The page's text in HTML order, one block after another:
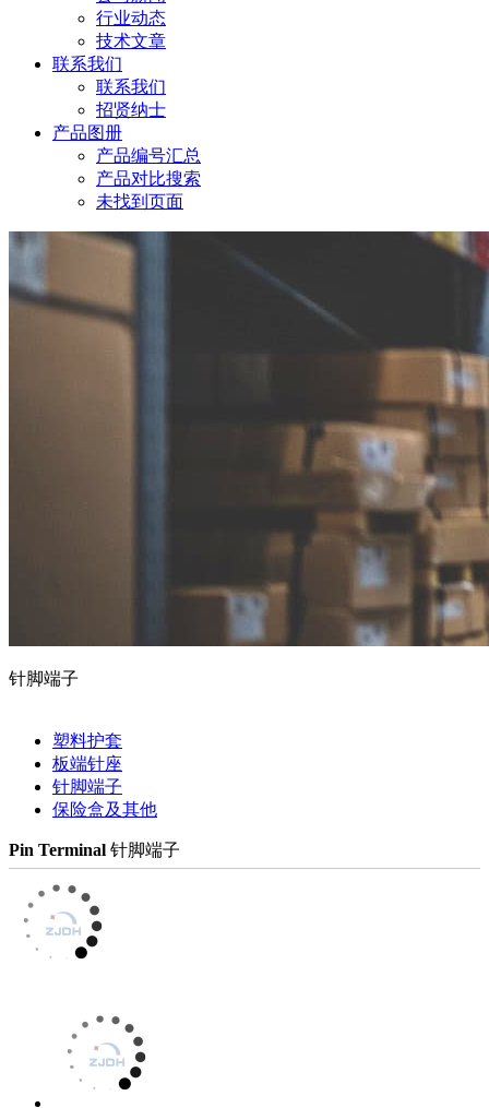
行业动态
技术文章
联系我们
联系我们
招贤纳士
产品图册
产品编号汇总
产品对比搜索
未找到页面
针脚端子
塑料护套
板端针座
针脚端子
保险盒及其他
Pin Terminal 针脚端子